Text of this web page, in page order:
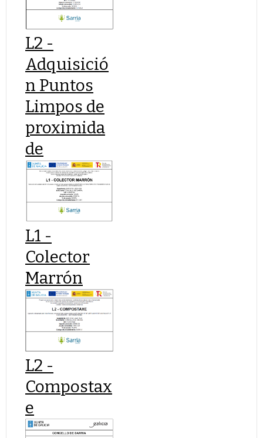
L2 -
Adquisició
n Puntos
Limpos de
proximida
de
L1 -
Colector
Marrón
L2 -
Compostax
e